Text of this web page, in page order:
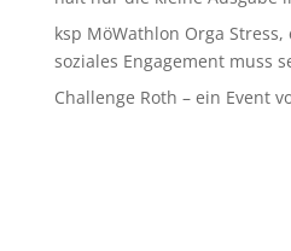
ksp MöWathlon Orga
soziales Engagement muss
Challenge Roth – ein Event